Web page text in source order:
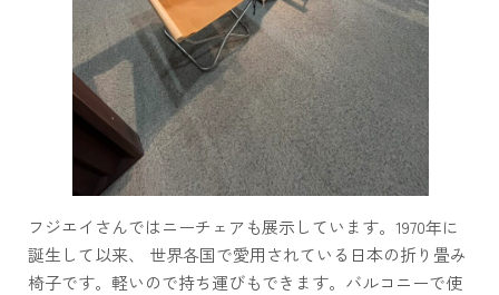
フジエイさんではニーチェアも展示しています。1970年に
誕生して以来、 世界各国で愛用されている日本の折り畳み
椅子です。軽いので持ち運びもできます。バルコニーで使